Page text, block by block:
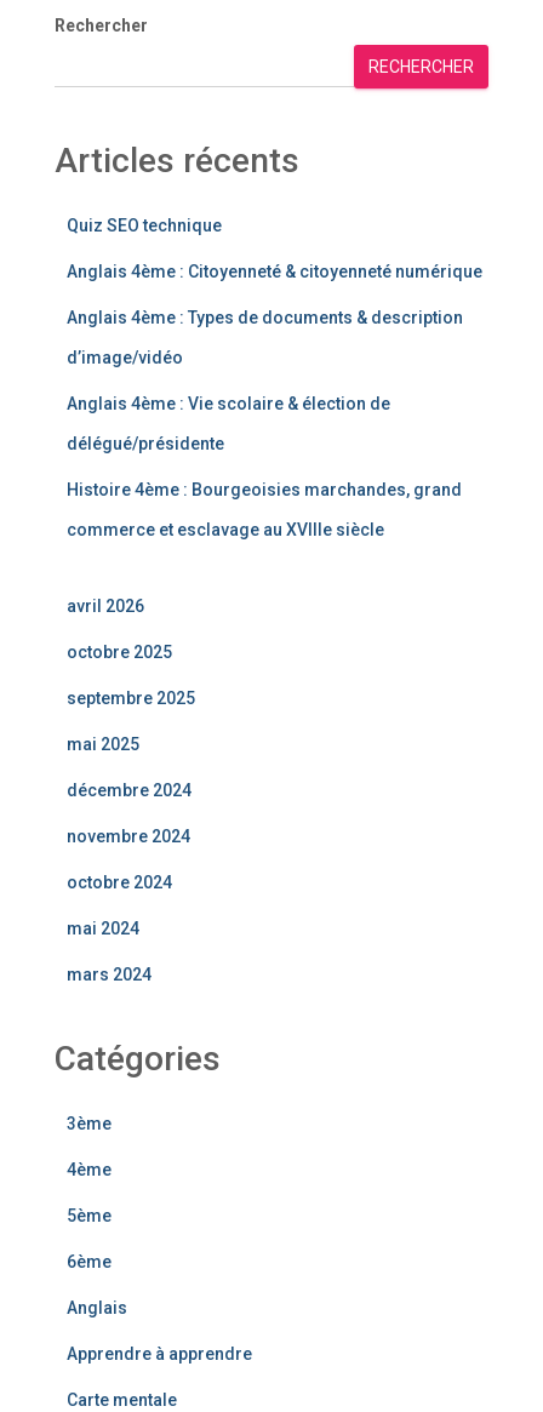
Rechercher
RECHERCHER
Articles récents
Quiz SEO technique
Anglais 4ème : Citoyenneté & citoyenneté numérique
Anglais 4ème : Types de documents & description
d’image/vidéo
Anglais 4ème : Vie scolaire & élection de
délégué/présidente
Histoire 4ème : Bourgeoisies marchandes, grand
commerce et esclavage au XVIIIe siècle
avril 2026
octobre 2025
septembre 2025
mai 2025
décembre 2024
novembre 2024
octobre 2024
mai 2024
mars 2024
Catégories
3ème
4ème
5ème
6ème
Anglais
Apprendre à apprendre
Carte mentale